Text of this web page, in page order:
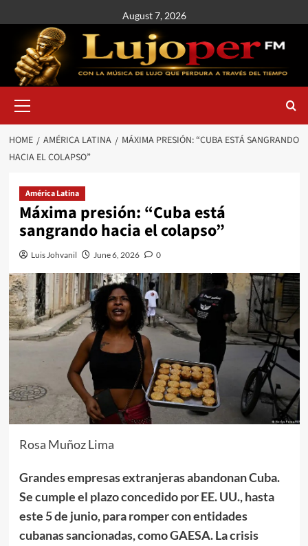
August 7, 2026
HOME AMÉRICA LATINA
MÁXIMA PRESIÓN: “CUBA ESTÁ SANGRANDO
HACIA EL COLAPSO”
América Latina
Máxima presión: “Cuba está
sangrando hacia el colapso”
Luis Johvanil June 6, 2026 0
Rosa Muñoz Lima
Grandes empresas extranjeras abandonan Cuba.
Se cumple el plazo concedido por EE. UU., hasta
este 5 de junio, para romper con entidades
cubanas sancionadas, como GAESA. La crisis